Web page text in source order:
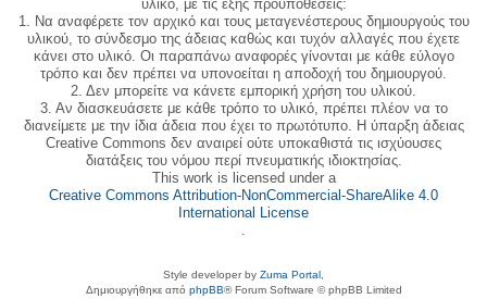
υλικό, με τις εξής προϋποθέσεις:
1. Να αναφέρετε τον αρχικό και τους μεταγενέστερους δημιουργούς του
υλικού, το σύνδεσμο της άδειας καθώς και τυχόν αλλαγές που έχετε
κάνει στο υλικό. Οι παραπάνω αναφορές γίνονται με κάθε εύλογο
τρόπο και δεν πρέπει να υπονοείται η αποδοχή του δημιουργού.
2. Δεν μπορείτε να κάνετε εμπορική χρήση του υλικού.
3. Αν διασκευάσετε με κάθε τρόπο το υλικό, πρέπει πλέον να το
διανείμετε με την ίδια άδεια που έχει το πρωτότυπο. Η ύπαρξη άδειας
Creative Commons δεν αναιρεί ούτε υποκαθιστά τις ισχύουσες
διατάξεις του νόμου περί πνευματικής ιδιοκτησίας.
This work is licensed under a
Creative Commons Attribution-NonCommercial-ShareAlike 4.0
International License
.
Style developer by Zuma Portal
Δημιουργήθηκε από phpBB® Forum Software © phpBB Limited